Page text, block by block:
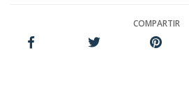
COMPARTIR